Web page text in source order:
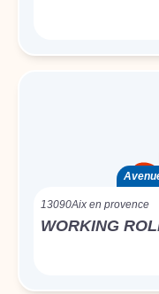
13090Aix en provence
WORKING